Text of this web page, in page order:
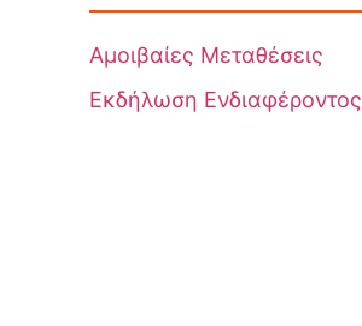
Αμοιβαίες Μεταθέσεις
Εκδήλωση Ενδιαφέροντος